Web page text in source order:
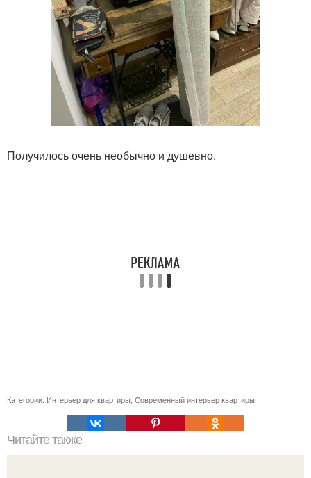
Получилось очень необычно и душевно.
Категории: Интерьер для квартиры Современный интерьер квартиры
Читайте также